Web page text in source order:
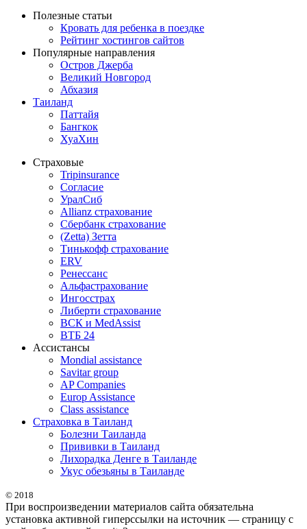
Полезные статьи
Кровать для ребенка в поездке
Рейтинг хостингов сайтов
Популярные направления
Остров Джерба
Великий Новгород
Абхазия
Таиланд
Паттайя
Бангкок
ХуаХин
Страховые
Tripinsurance
Согласие
УралСиб
Allianz страхование
Сбербанк страхование
(Zetta) Зетта
Тинькофф страхование
ERV
Ренессанс
Альфастрахование
Ингосстрах
Либерти страхование
ВСК и MedAssist
ВТБ 24
Ассистансы
Mondial assistance
Savitar group
AP Companies
Europ Assistance
Class assistance
Страховка в Таиланд
Болезни Таиланда
Прививки в Таиланд
Лихорадка Денге в Таиланде
Укус обезьяны в Таиланде
© 2018
При воспроизведении материалов сайта обязательна
установка активной гиперссылки на источник — страницу с